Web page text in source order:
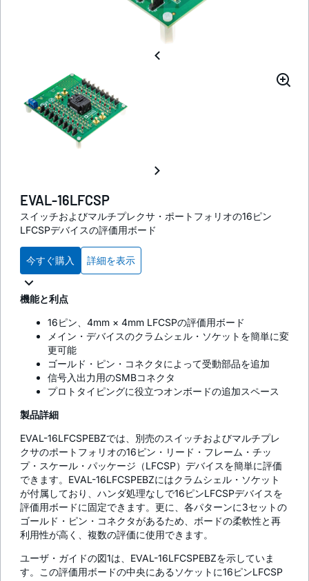
EVAL-16LFCSP
スイッチおよびマルチプレクサ・ポートフォリオの16ピン
LFCSPデバイスの評価用ボード
今すぐ購入 詳細を表示
機能と利点
16ピン、4mm × 4mm LFCSPの評価用ボード
メイン・デバイスのクラムシェル・ソケットを簡単に変
更可能
ゴールド・ピン・コネクタによって受動部品を追加
信号入出力用のSMBコネクタ
プロトタイピングに役立つオンボードの追加スペース
製品詳細
EVAL-16LFCSPEBZでは、別売のスイッチおよびマルチプレ
クサのポートフォリオの16ピン・リード・フレーム・チッ
プ・スケール・パッケージ（LFCSP）デバイスを簡単に評価
できます。EVAL-16LFCSPEBZにはクラムシェル・ソケット
が付属しており、ハンダ処理なしで16ピンLFCSPデバイスを
評価用ボードに固定できます。更に、各パターンに3セットの
ゴールド・ピン・コネクタがあるため、ボードの柔軟性と再
利用性が高く、複数の評価に使用できます。
ユーザ・ガイドの図1は、EVAL-16LFCSPEBZを示していま
す。この評価用ボードの中央にあるソケットに16ピンLFCSP